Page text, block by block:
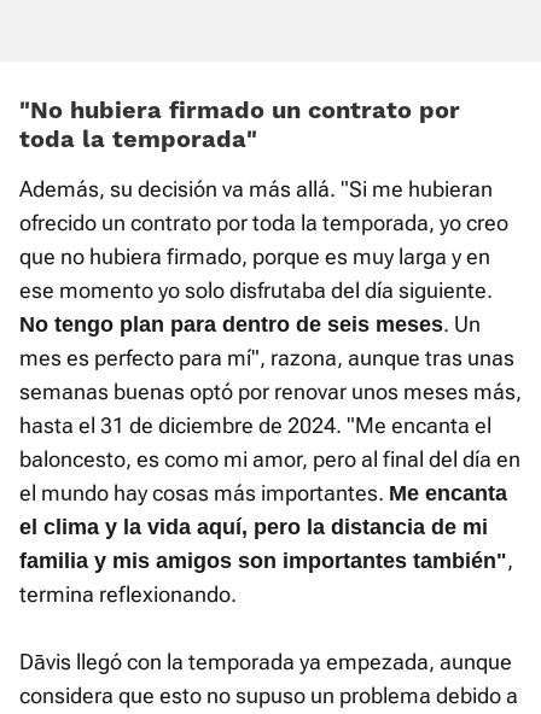
«No hubiera firmado un contrato por
toda la temporada»
Además, su decisión va más allá. "Si me hubieran
ofrecido un contrato por toda la temporada, yo creo
que no hubiera firmado, porque es muy larga y en
ese momento yo solo disfrutaba del día siguiente.
No tengo plan para dentro de seis meses. Un
mes es perfecto para mí", razona, aunque tras unas
semanas buenas optó por renovar unos meses más,
hasta el 31 de diciembre de 2024. "Me encanta el
baloncesto, es como mi amor, pero al final del día en
el mundo hay cosas más importantes. Me encanta
el clima y la vida aquí, pero la distancia de mi
familia y mis amigos son importantes también",
termina reflexionando.
Dāvis llegó con la temporada ya empezada, aunque
considera que esto no supuso un problema debido a